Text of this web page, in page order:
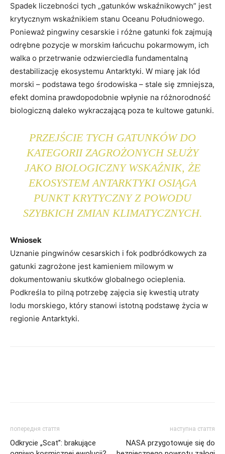
Spadek liczebności tych „gatunków wskaźnikowych” jest
krytycznym wskaźnikiem stanu Oceanu Południowego.
Ponieważ pingwiny cesarskie i różne gatunki fok zajmują
odrębne pozycje w morskim łańcuchu pokarmowym, ich
walka o przetrwanie odzwierciedla fundamentalną
destabilizację ekosystemu Antarktyki. W miarę jak lód
morski – podstawa tego środowiska – stale się zmniejsza,
efekt domina prawdopodobnie wpłynie na różnorodność
biologiczną daleko wykraczającą poza te kultowe gatunki.
PRZEJŚCIE TYCH GATUNKÓW DO
KATEGORII ZAGROŻONYCH SŁUŻY
JAKO BIOLOGICZNY WSKAŹNIK, ŻE
EKOSYSTEM ANTARKTYKI OSIĄGA
PUNKT KRYTYCZNY Z POWODU
SZYBKICH ZMIAN KLIMATYCZNYCH.
Wniosek
Uznanie pingwinów cesarskich i fok podbródkowych za
gatunki zagrożone jest kamieniem milowym w
dokumentowaniu skutków globalnego ocieplenia.
Podkreśla to pilną potrzebę zajęcia się kwestią utraty
lodu morskiego, który stanowi istotną podstawę życia w
regionie Antarktyki.
попередня стаття
Odkrycie „Scat”: brakujące
наступна стаття
NASA przygotowuje się do